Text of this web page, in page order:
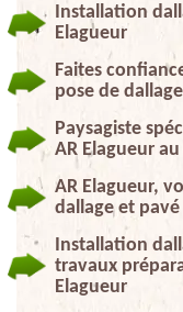
Installation
Elagueur
Faites
pose de
Paysagiste
AR Elagueur
AR Elagueur,
dallage et pavé
Installation
travaux
Elagueur